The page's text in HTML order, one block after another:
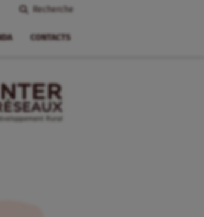
Recherche
CONTACTS